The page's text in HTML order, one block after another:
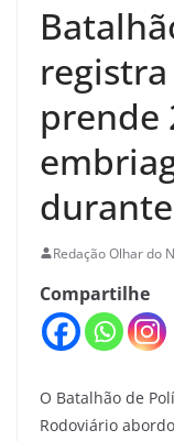
prende
Redação Olhar do
Compartilhe
O Batalhão de
Rodoviário